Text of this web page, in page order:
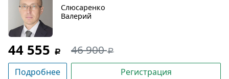
Слюсаренко
Валерий
44 555 46 900
Подробнее Регистрация